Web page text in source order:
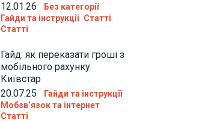
12.01.26
Без категорії
Гайди та інструкції Статті
Статті
Гайд: як переказати гроші з
мобільного рахунку
Київстар
20.07.25
Гайди та інструкції
Мобзв’язок та інтернет
Статті